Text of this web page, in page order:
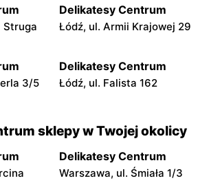
Struga
Delikatesy Centrum
Łódź, ul. Armii Krajowej 29
3/5
Delikatesy Centrum
Łódź, ul. Falista 162
sklepy w Twojej okolicy
Delikatesy Centrum
Warszawa, ul. Śmiała 1/3